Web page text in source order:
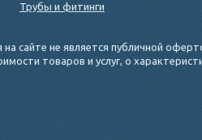
Трубы и фитинги
сайте не является публичной
товаров и услуг, о